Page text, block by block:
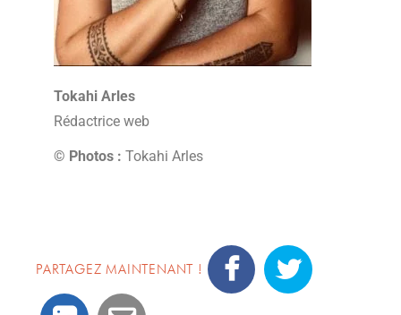
Tokahi Arles
Rédactrice web
© Photos : Tokahi Arles
PARTAGEZ MAINTENANT !